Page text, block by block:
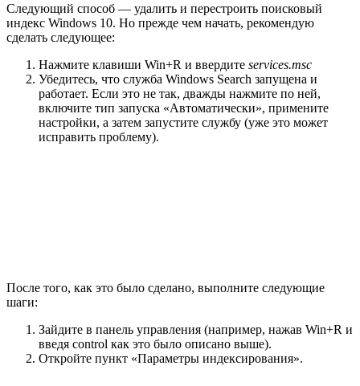
Следующий способ — удалить и перестроить поисковый
индекс Windows 10. Но прежде чем начать, рекомендую
сделать следующее:
Нажмите клавиши Win+R и ввердите services.msc
Убедитесь, что служба Windows Search запущена и
работает. Если это не так, дважды нажмите по ней,
включите тип запуска «Автоматически», примените
настройки, а затем запустите службу (уже это может
исправить проблему).
После того, как это было сделано, выполните следующие
шаги:
Зайдите в панель управления (например, нажав Win+R и
введя control как это было описано выше).
Откройте пункт «Параметры индексирования».